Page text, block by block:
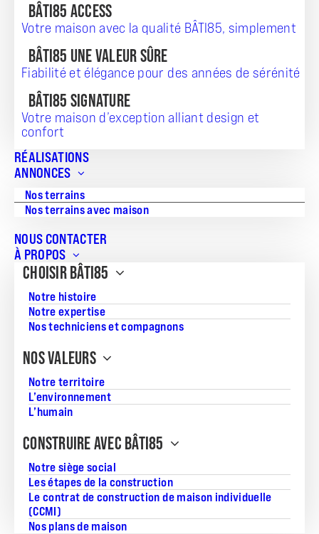
BÂTI85 ACCESS
Votre maison avec la qualité BÂTI85, simplement
BÂTI85 UNE VALEUR SÛRE
Fiabilité et élégance pour des années de sérénité
BÂTI85 SIGNATURE
Votre maison d’exception alliant design et
confort
RÉALISATIONS
ANNONCES
Nos terrains
Nos terrains avec maison
NOUS CONTACTER
À PROPOS
CHOISIR BÂTI85
Notre histoire
Notre expertise
Nos techniciens et compagnons
NOS VALEURS
Notre territoire
L’environnement
L’humain
CONSTRUIRE AVEC BÂTI85
Notre siège social
Les étapes de la construction
Le contrat de construction de maison individuelle
(CCMI)
Nos plans de maison
186 849
Référence:
JS_20260804_217
Surface du terrain:
347
Superficie de la maison:
61
Découvrez ce magnifique pavillon familial ZEN G de 61m²,
idéalement situé à Poiroux, en Vendée. Ce projet clé en main
vous offre un confort de vie inégalé, avec un
accompagnement personnalisé de A à Z pour réaliser votre
rêve immobilier. Profitez d’un cadre de vie paisible et
agréable, tout en étant à proximité des commodités
essentielles.